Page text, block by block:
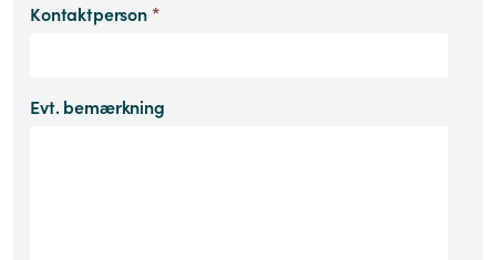
Kontaktperson *
Evt. bemærkning